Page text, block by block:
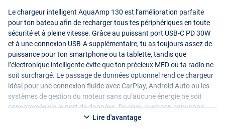
Le chargeur intelligent AquaAmp 130 est l’amélioration parfaite
pour ton bateau afin de recharger tous tes périphériques en toute
sécurité et à pleine vitesse. Grâce au puissant port USB-C PD 30W
et à une connexion USB-A supplémentaire, tu as toujours assez de
puissance pour ton smartphone ou ta tablette, tandis que
l’électronique intelligente évite que ton précieux MFDou ta radio ne
soit surchargé. Le passage de données optionnel rend ce chargeur
idéal pour une connexion fluide avec CarPlay, Android Auto ou les
systèmes de gestion du moteur sans qu’aucune énergie ne soit
consommée via le port de données. De plus, avec son capuchon
robuste à ressort et son verrouillage magnétique pratique, le
Lire d'avantage